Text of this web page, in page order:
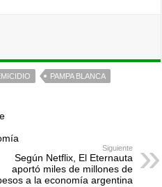
PAMPA BLANCA
Siguiente
Según Netflix, El Eternauta
aportó miles de millones de
a la economía argentina